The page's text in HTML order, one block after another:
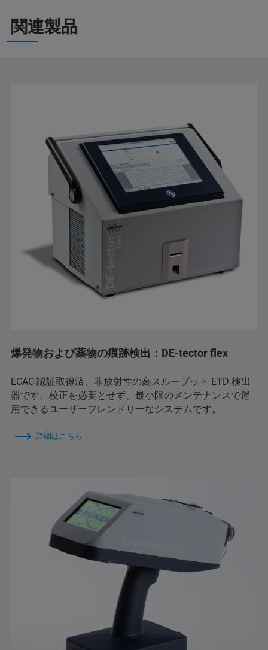
関連製品
爆発物および薬物の痕跡検出：DE-tector flex
ECAC 認証取得済、非放射性の高スループット ETD 検出
器です。校正を必要とせず、最小限のメンテナンスで運
用できるユーザーフレンドリーなシステムです。
詳細はこちら